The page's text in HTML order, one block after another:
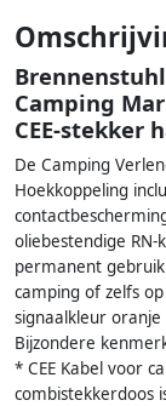
Camping
CEE-stekker
De Camping
Hoekkoppeling
oliebestendige RN-
permanent
camping of zelfs
signaalkleur
Bijzondere
* CEE Kabel voor
combistekkerdoos